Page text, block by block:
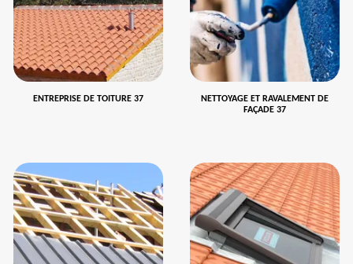
ENTREPRISE DE TOITURE 37
NETTOYAGE ET RAVALEMENT DE
FAÇADE 37